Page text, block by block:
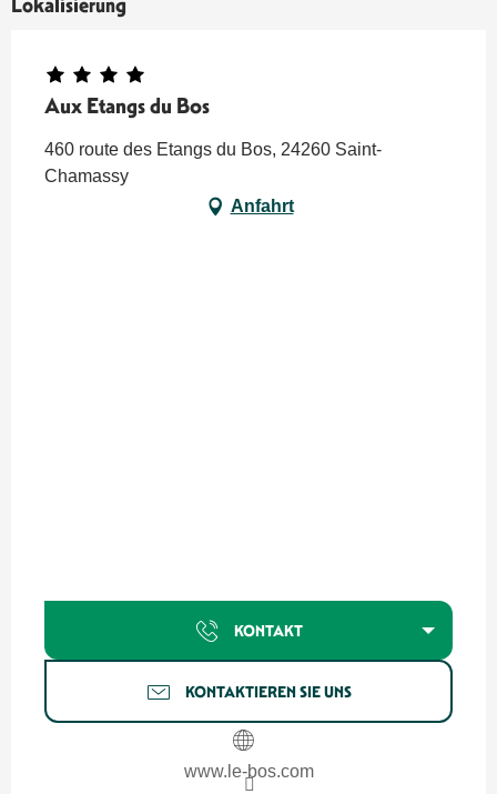
Lokalisierung
Aux Etangs du Bos
460 route des Etangs du Bos, 24260 Saint-
Chamassy
Anfahrt
KONTAKT
KONTAKTIEREN SIE UNS
www.le-bos.com